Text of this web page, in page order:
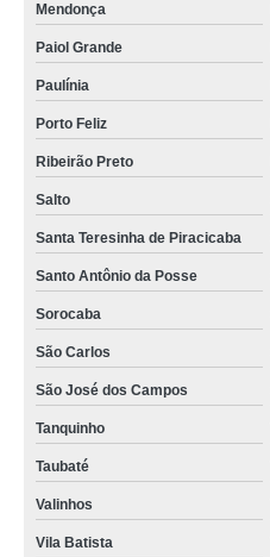
Mendonça
Paiol Grande
Paulínia
Porto Feliz
Ribeirão Preto
Salto
Santa Teresinha de Piracicaba
Santo Antônio da Posse
Sorocaba
São Carlos
São José dos Campos
Tanquinho
Taubaté
Valinhos
Vila Batista